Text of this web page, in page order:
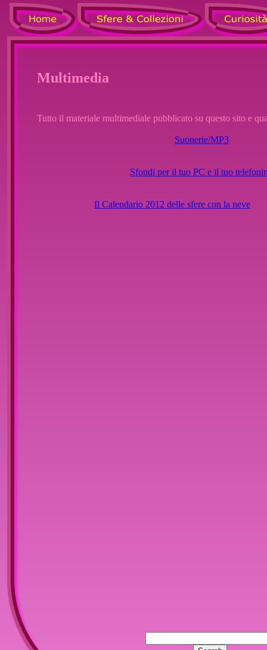
Multimedia
Tutto il materiale multimediale pubblicato su questo sito e
Suonerie/MP3
Sfondi per il tuo PC e il tuo
Il Calendario 2012 delle sfere con la neve